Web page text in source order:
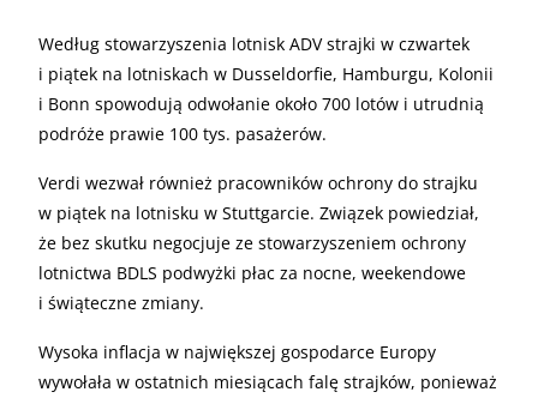
Według stowarzyszenia lotnisk ADV strajki w czwartek
i piątek na lotniskach w Dusseldorfie, Hamburgu, Kolonii
i Bonn spowodują odwołanie około 700 lotów i utrudnią
podróże prawie 100 tys. pasażerów.
Verdi wezwał również pracowników ochrony do strajku
w piątek na lotnisku w Stuttgarcie. Związek powiedział,
że bez skutku negocjuje ze stowarzyszeniem ochrony
lotnictwa BDLS podwyżki płac za nocne, weekendowe
i świąteczne zmiany.
Wysoka inflacja w największej gospodarce Europy
wywołała w ostatnich miesiącach falę strajków, ponieważ